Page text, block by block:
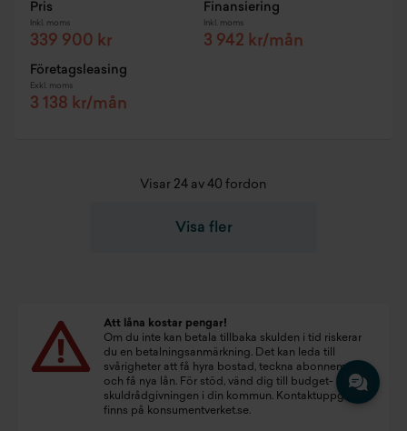
Pris
Inkl. moms
339 900 kr
Finansiering
Inkl. moms
3 942 kr/mån
Företagsleasing
Exkl. moms
3 138 kr/mån
Visar 24 av 40 fordon
Visa fler
Att låna kostar pengar!
Om du inte kan betala tillbaka skulden i tid riskerar
du en betalningsanmärkning. Det kan leda till
svårigheter att få hyra bostad, teckna abonnemang
och få nya lån. För stöd, vänd dig till budget- och
skuldrådgivningen i din kommun. Kontaktuppgifter
finns på konsumentverket.se.